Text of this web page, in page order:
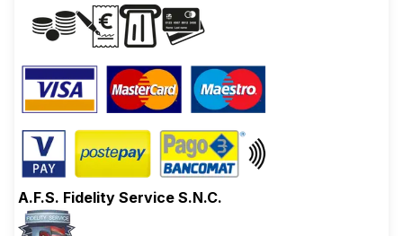
A.F.S. Fidelity Service S.N.C.